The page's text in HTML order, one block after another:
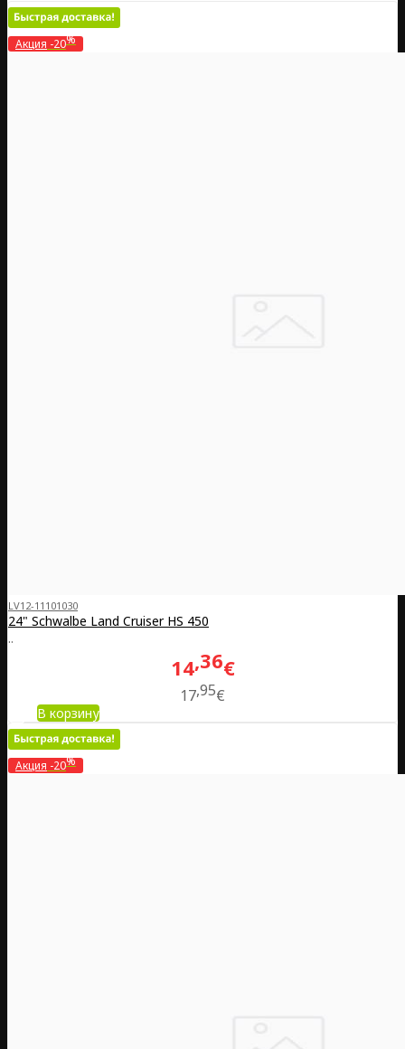
Акция -20%
LV12-11101030
24" Schwalbe Land Cruiser HS 450
..
14 36€
1795€
В корзину
Акция -20%